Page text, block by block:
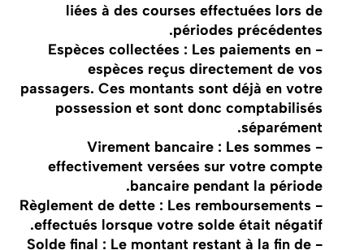
liées à des courses effectuées lors de
périodes précédentes.
- Espèces collectées : Les paiements en
espèces reçus directement de vos
passagers. Ces montants sont déjà en votre
possession et sont donc comptabilisés
séparément.
- Virement bancaire : Les sommes
effectivement versées sur votre compte
bancaire pendant la période.
- Règlement de dette : Les remboursements
effectués lorsque votre solde était négatif.
- Solde final : Le montant restant à la fin de